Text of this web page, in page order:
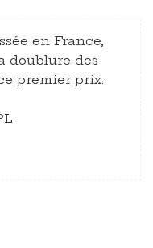
en France,
doublure des
premier prix.